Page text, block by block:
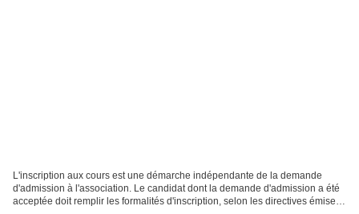
L'inscription aux cours est une démarche indépendante de la demande
d'admission à l'association. Le candidat dont la demande d'admission a été
acceptée doit remplir les formalités d'inscription, selon les directives émises